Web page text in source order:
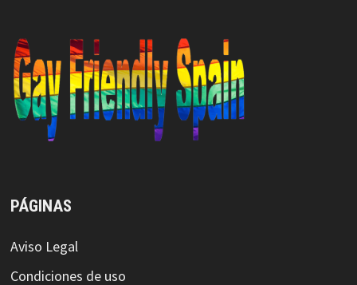
PÁGINAS
Aviso Legal
Condiciones de uso